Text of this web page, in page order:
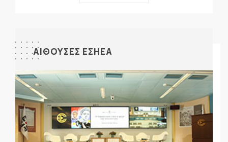
ΑΙΘΟΥΣΕΣ ΕΣΗΕΑ